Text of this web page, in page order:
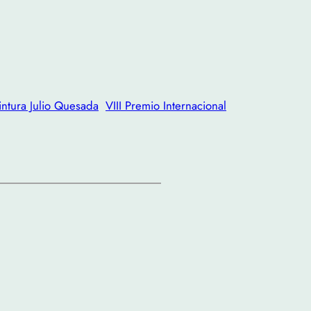
Julio Quesada VIII Premio Internacional